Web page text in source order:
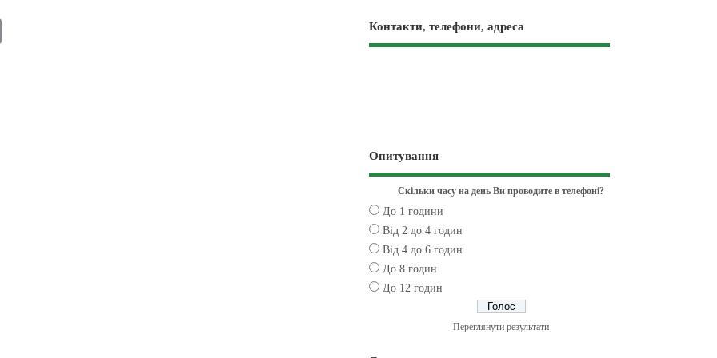
Контакти, телефони, адреса
Опитування
Скільки часу на день Ви проводите в телефоні?
До 1 години
Від 2 до 4 годин
Від 4 до 6 годин
До 8 годин
До 12 годин
Переглянути результати